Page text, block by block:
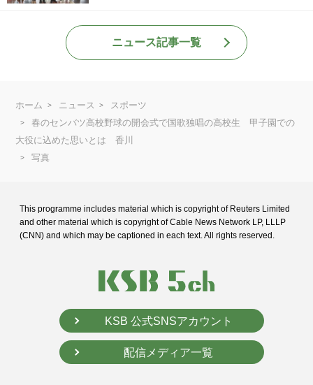
ニュース記事一覧
ホーム ニュース
スポーツ
春のセンバツ高校野球の開会式で国歌独唱の高校生 甲子園での
大役に込めた思いとは 香川
写真
This programme includes material which is copyright of Reuters Limited
and other material which is copyright of Cable News Network LP, LLLP
(CNN) and which may be captioned in each text. All rights reserved.
KSB 公式SNSアカウント
配信メディア一覧